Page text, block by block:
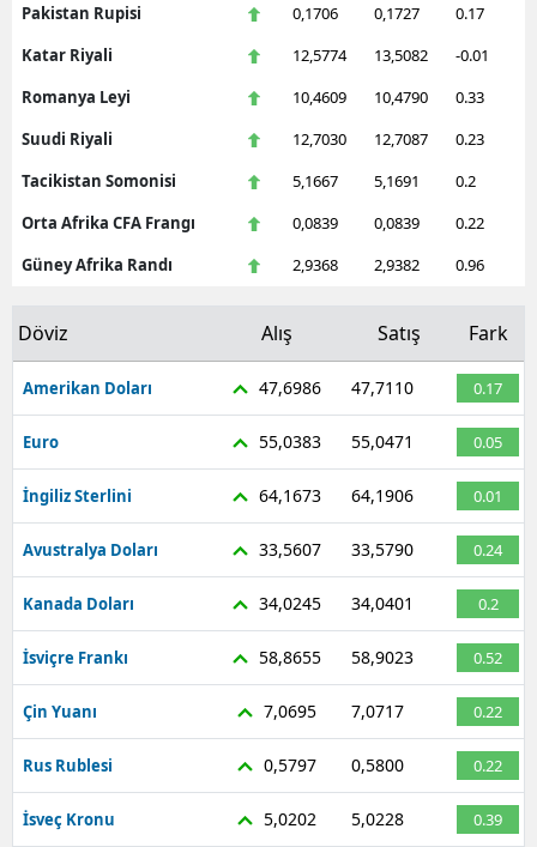
Pakistan Rupisi
0,1706 0,1727
0.17
Katar Riyali
12,5774 13,5082
-0.01
Romanya Leyi
10,4609 10,4790
0.33
Suudi Riyali
12,7030 12,7087
0.23
Tacikistan Somonisi
5,1667 5,1691
0.2
Orta Afrika CFA Frangı
0,0839 0,0839
0.22
Güney Afrika Randı
2,9368 2,9382 0.96
Döviz Alış Satış Fark
Amerikan Doları 47,6986 47,7110 0.17
Euro 55,0383 55,0471 0.05
İngiliz Sterlini 64,1673 64,1906 0.01
Avustralya Doları 33,5607 33,5790 0.24
Kanada Doları 34,0245 34,0401 0.2
İsviçre Frankı 58,8655 58,9023 0.52
Çin Yuanı 7,0695 7,0717 0.22
Rus Rublesi 0,5797 0,5800 0.22
İsveç Kronu 5,0202 5,0228 0.39